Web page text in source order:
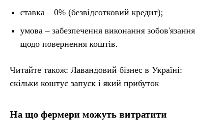
ставка – 0% (безвідсотковий кредит);
умова – забезпечення виконання зобов'язання
щодо повернення коштів.
Читайте також: Лавандовий бізнес в Україні:
скільки коштує запуск і який прибуток
На що фермери можуть витратити